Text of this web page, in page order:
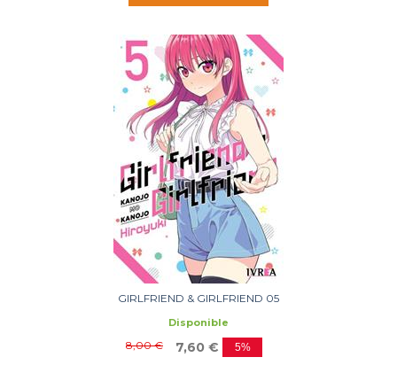
GIRLFRIEND & GIRLFRIEND 05
Disponible
8,00 € 7,60 € 5%